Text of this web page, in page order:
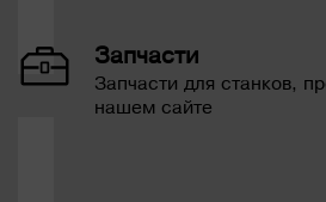
Запчасти
Запчасти для станков,
нашем сайте